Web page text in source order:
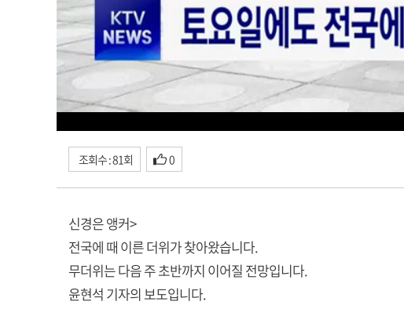
조회수 : 81회 0
신경은 앵커>
전국에 때 이른 더위가 찾아왔습니다.
무더위는 다음 주 초반까지 이어질 전망입니다.
윤현석 기자의 보도입니다.